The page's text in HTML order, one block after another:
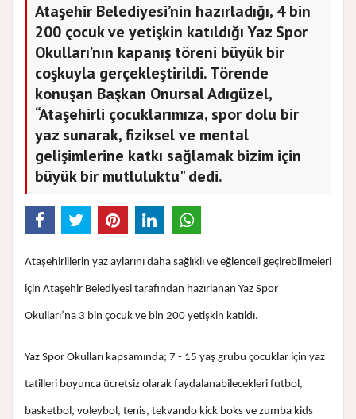
Ataşehir Belediyesi’nin hazırladığı, 4 bin
200 çocuk ve yetişkin katıldığı Yaz Spor
Okulları’nın kapanış töreni büyük bir
coşkuyla gerçekleştirildi. Törende
konuşan Başkan Onursal Adıgüzel,
“Ataşehirli çocuklarımıza, spor dolu bir
yaz sunarak, fiziksel ve mental
gelişimlerine katkı sağlamak bizim için
büyük bir mutluluktu" dedi.
Ataşehirlilerin yaz aylarını daha sağlıklı ve eğlenceli geçirebilmeleri
için Ataşehir Belediyesi tarafından hazırlanan Yaz Spor
Okulları’na 3 bin çocuk ve bin 200 yetişkin katıldı.
Yaz Spor Okulları kapsamında; 7 - 15 yaş grubu çocuklar için yaz
tatilleri boyunca ücretsiz olarak faydalanabilecekleri futbol,
basketbol, voleybol, tenis, tekvando kick boks ve zumba kids